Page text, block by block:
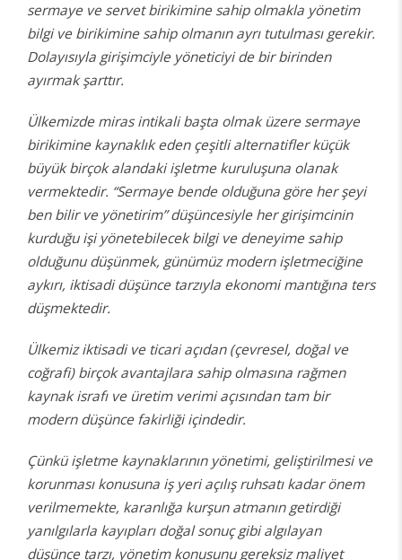
sermaye ve servet birikimine sahip olmakla yönetim
bilgi ve birikimine sahip olmanın ayrı tutulması gerekir.
Dolayısıyla girişimciyle yöneticiyi de bir birinden
ayırmak şarttır.
Ülkemizde miras intikali başta olmak üzere sermaye
birikimine kaynaklık eden çeşitli alternatifler küçük
büyük birçok alandaki işletme kuruluşuna olanak
vermektedir. “Sermaye bende olduğuna göre her şeyi
ben bilir ve yönetirim” düşüncesiyle her girişimcinin
kurduğu işi yönetebilecek bilgi ve deneyime sahip
olduğunu düşünmek, günümüz modern işletmeciğine
aykırı, iktisadi düşünce tarzıyla ekonomi mantığına ters
düşmektedir.
Ülkemiz iktisadi ve ticari açıdan (çevresel, doğal ve
coğrafi) birçok avantajlara sahip olmasına rağmen
kaynak israfı ve üretim verimi açısından tam bir
modern düşünce fakirliği içindedir.
Çünkü işletme kaynaklarının yönetimi, geliştirilmesi ve
korunması konusuna iş yeri açılış ruhsatı kadar önem
verilmemekte, karanlığa kurşun atmanın getirdiği
yanılgılarla kayıpları doğal sonuç gibi algılayan
düşünce tarzı, yönetim konusunu gereksiz maliyet